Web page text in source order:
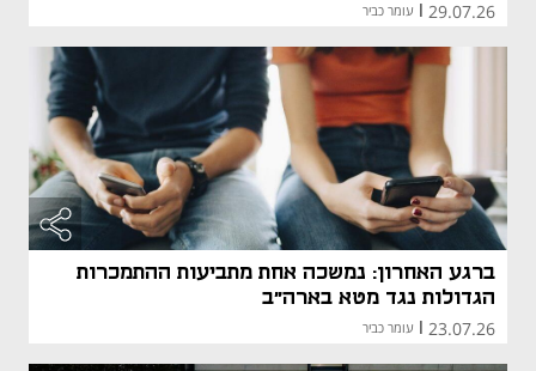
29.07.26 עומר כביר
ברגע האחרון: נמשכה אחת מתביעות ההתמכרות
הגדולות נגד מטא בארה"ב
23.07.26 עומר כביר